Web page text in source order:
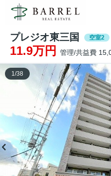
プレジオ東三国 空室2
11.9万円 管理/共益費
1/38